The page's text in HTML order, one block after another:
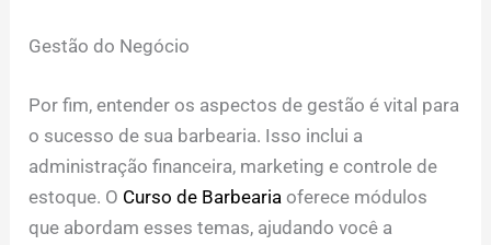
Gestão do Negócio
Por fim, entender os aspectos de gestão é vital para
o sucesso de sua barbearia. Isso inclui a
administração financeira, marketing e controle de
estoque. O Curso de Barbearia oferece módulos
que abordam esses temas, ajudando você a